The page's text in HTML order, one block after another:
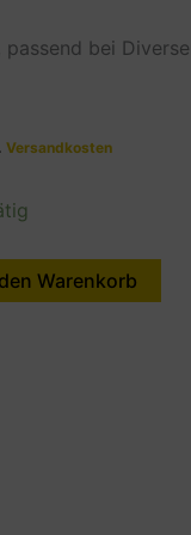
bei
Versandkosten
Warenkorb